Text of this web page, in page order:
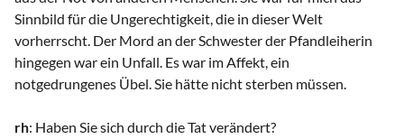
Sinnbild für die Ungerechtigkeit, die in dieser Welt
vorherrscht. Der Mord an der Schwester der Pfandleiherin
hingegen war ein Unfall. Es war im Affekt, ein
notgedrungenes Übel. Sie hätte nicht sterben müssen.
rh: Haben Sie sich durch die Tat verändert?